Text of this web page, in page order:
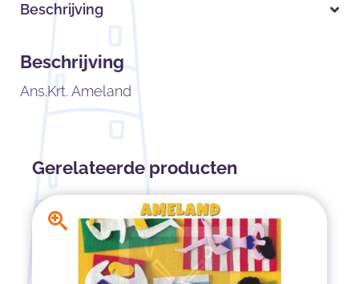
Beschrijving
Beschrijving
Ans.Krt. Ameland
Gerelateerde producten